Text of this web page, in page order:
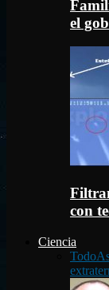
el
con
Ciencia
Todo